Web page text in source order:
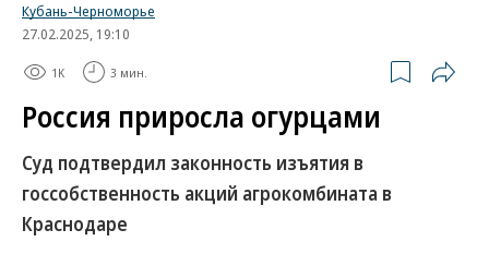
Кубань-Черноморье
27.02.2025, 19:10
1K 3 мин.
Россия приросла огурцами
Суд подтвердил законность изъятия в
госсобственность акций агрокомбината в
Краснодаре